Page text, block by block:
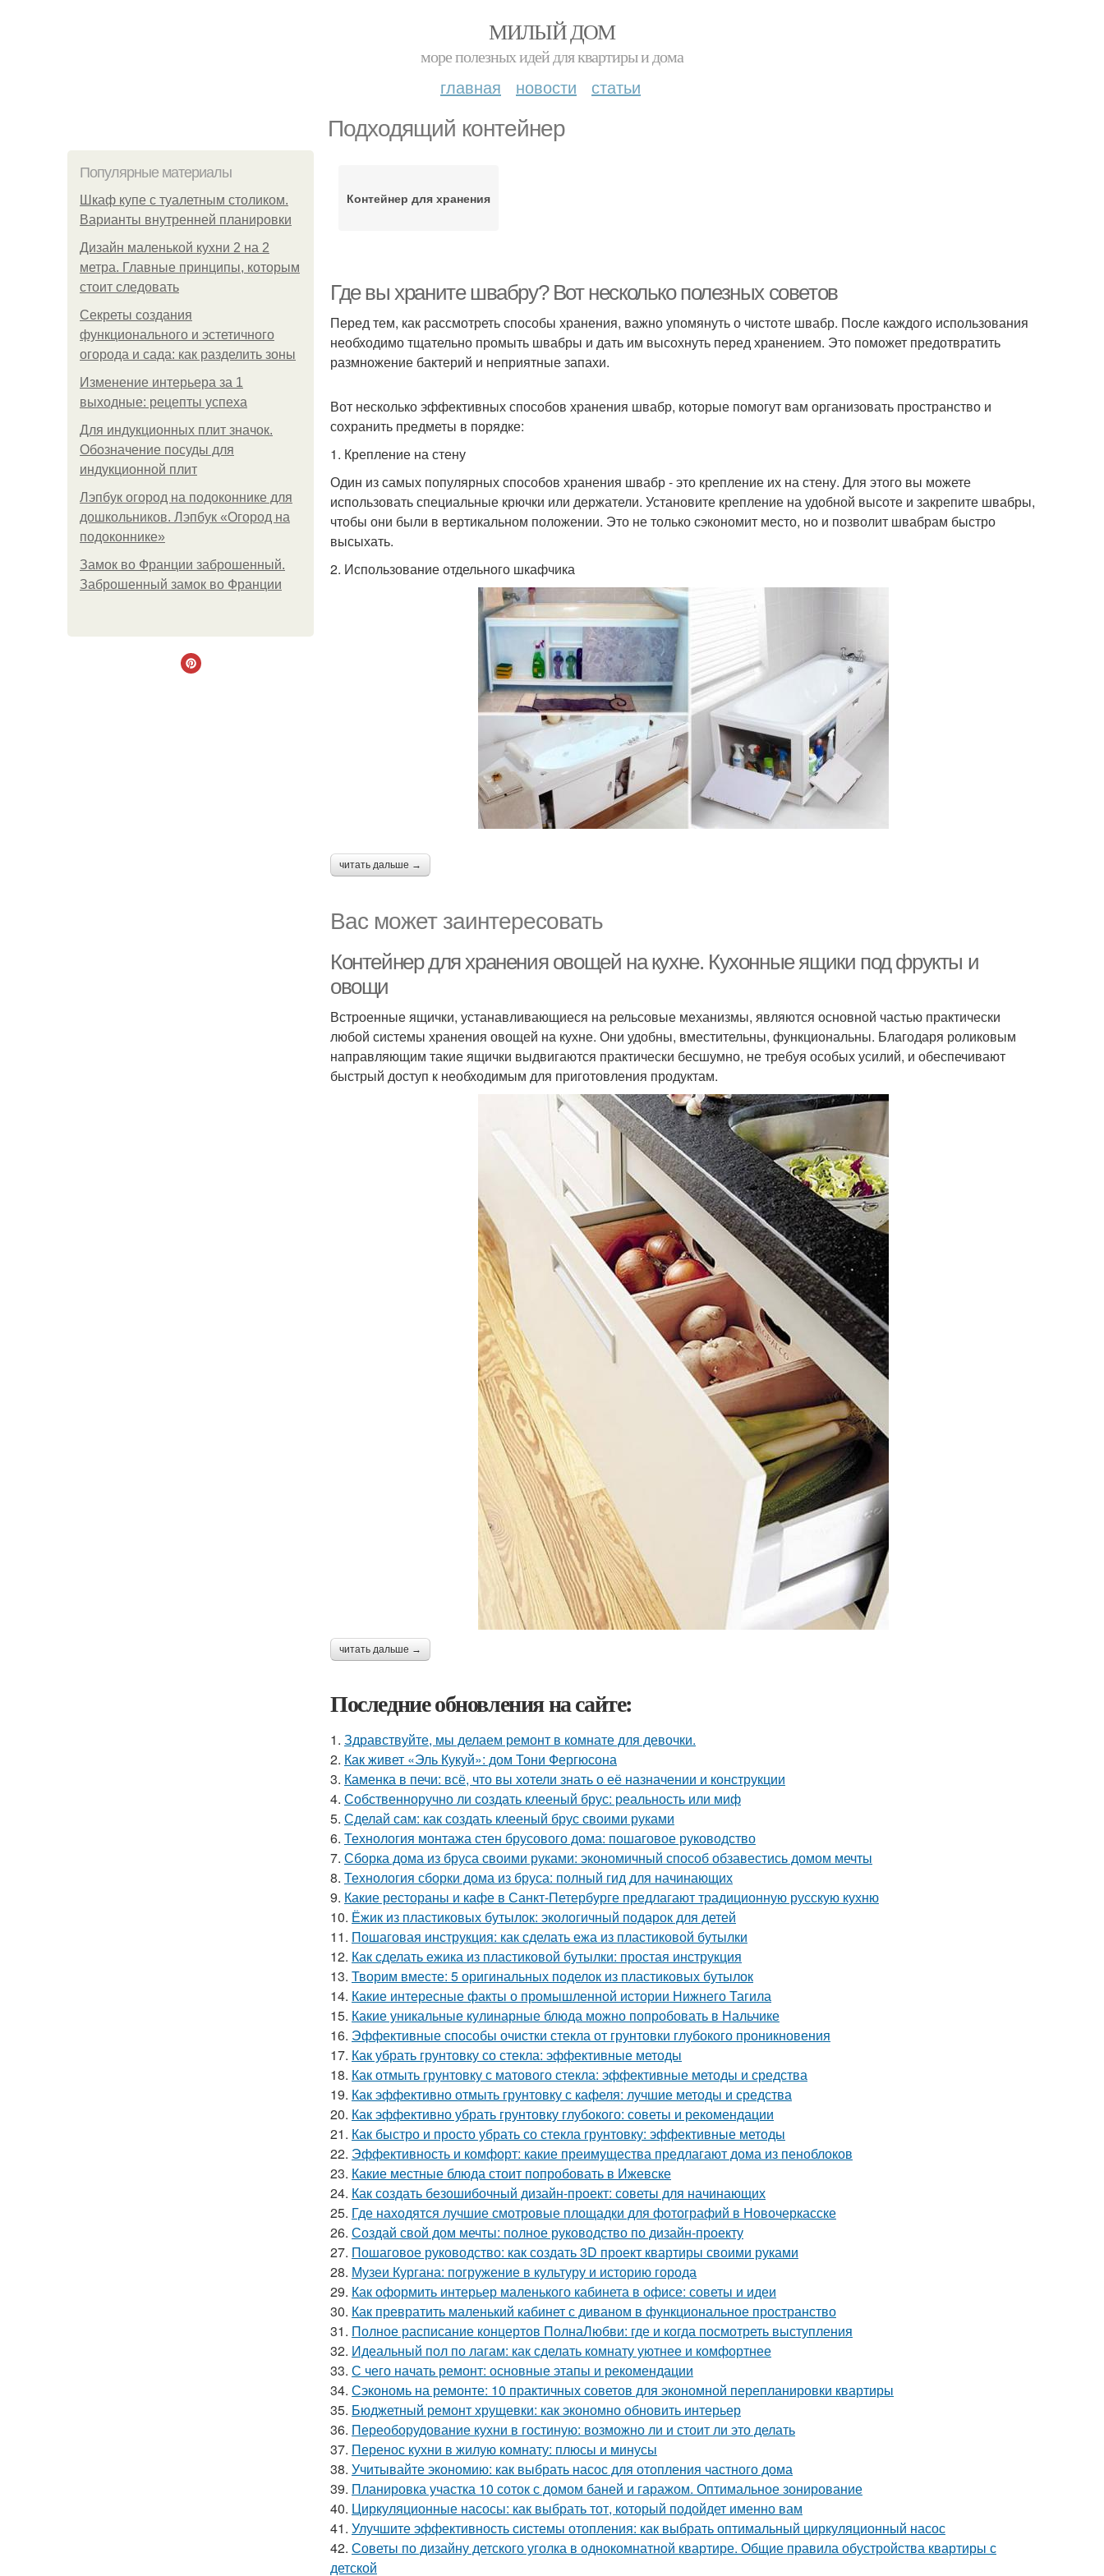
МИЛЫЙ ДОМ
море полезных идей для квартиры и дома
главная новости статьи
Подходящий контейнер
Популярные материалы
Шкаф купе с туалетным столиком.
Варианты внутренней планировки
Дизайн маленькой кухни 2 на 2
метра. Главные принципы, которым
стоит следовать
Секреты создания
функционального и эстетичного
огорода и сада: как разделить зоны
Изменение интерьера за 1
выходные: рецепты успеха
Для индукционных плит значок.
Обозначение посуды для
индукционной плит
Лэпбук огород на подоконнике для
дошкольников. Лэпбук «Огород на
подоконнике»
Замок во Франции заброшенный.
Заброшенный замок во Франции
Контейнер для хранения
Где вы храните швабру? Вот несколько полезных советов
Перед тем, как рассмотреть способы хранения, важно упомянуть о чистоте швабр. После каждого использования
необходимо тщательно промыть швабры и дать им высохнуть перед хранением. Это поможет предотвратить
размножение бактерий и неприятные запахи.
Вот несколько эффективных способов хранения швабр, которые помогут вам организовать пространство и
сохранить предметы в порядке:
1. Крепление на стену
Один из самых популярных способов хранения швабр - это крепление их на стену. Для этого вы можете
использовать специальные крючки или держатели. Установите крепление на удобной высоте и закрепите швабры,
чтобы они были в вертикальном положении. Это не только сэкономит место, но и позволит швабрам быстро
высыхать.
2. Использование отдельного шкафчика
читать дальше →
Вас может заинтересовать
Контейнер для хранения овощей на кухне. Кухонные ящики под фрукты и
овощи
Встроенные ящички, устанавливающиеся на рельсовые механизмы, являются основной частью практически
любой системы хранения овощей на кухне. Они удобны, вместительны, функциональны. Благодаря роликовым
направляющим такие ящички выдвигаются практически бесшумно, не требуя особых усилий, и обеспечивают
быстрый доступ к необходимым для приготовления продуктам.
читать дальше →
Последние обновления на сайте:
1. Здравствуйте, мы делаем ремонт в комнате для девочки.
2. Как живет «Эль Кукуй»: дом Тони Фергюсона
3. Каменка в печи: всё, что вы хотели знать о её назначении и конструкции
4. Собственноручно ли создать клееный брус: реальность или миф
5. Сделай сам: как создать клееный брус своими руками
6. Технология монтажа стен брусового дома: пошаговое руководство
7. Сборка дома из бруса своими руками: экономичный способ обзавестись домом мечты
8. Технология сборки дома из бруса: полный гид для начинающих
9. Какие рестораны и кафе в Санкт-Петербурге предлагают традиционную русскую кухню
10. Ёжик из пластиковых бутылок: экологичный подарок для детей
11. Пошаговая инструкция: как сделать ежа из пластиковой бутылки
12. Как сделать ежика из пластиковой бутылки: простая инструкция
13. Творим вместе: 5 оригинальных поделок из пластиковых бутылок
14. Какие интересные факты о промышленной истории Нижнего Тагила
15. Какие уникальные кулинарные блюда можно попробовать в Нальчике
16. Эффективные способы очистки стекла от грунтовки глубокого проникновения
17. Как убрать грунтовку со стекла: эффективные методы
18. Как отмыть грунтовку с матового стекла: эффективные методы и средства
19. Как эффективно отмыть грунтовку с кафеля: лучшие методы и средства
20. Как эффективно убрать грунтовку глубокого: советы и рекомендации
21. Как быстро и просто убрать со стекла грунтовку: эффективные методы
22. Эффективность и комфорт: какие преимущества предлагают дома из пеноблоков
23. Какие местные блюда стоит попробовать в Ижевске
24. Как создать безошибочный дизайн-проект: советы для начинающих
25. Где находятся лучшие смотровые площадки для фотографий в Новочеркасске
26. Создай свой дом мечты: полное руководство по дизайн-проекту
27. Пошаговое руководство: как создать 3D проект квартиры своими руками
28. Музеи Кургана: погружение в культуру и историю города
29. Как оформить интерьер маленького кабинета в офисе: советы и идеи
30. Как превратить маленький кабинет с диваном в функциональное пространство
31. Полное расписание концертов ПолнаЛюбви: где и когда посмотреть выступления
32. Идеальный пол по лагам: как сделать комнату уютнее и комфортнее
33. С чего начать ремонт: основные этапы и рекомендации
34. Сэкономь на ремонте: 10 практичных советов для экономной перепланировки квартиры
35. Бюджетный ремонт хрущевки: как экономно обновить интерьер
36. Переоборудование кухни в гостиную: возможно ли и стоит ли это делать
37. Перенос кухни в жилую комнату: плюсы и минусы
38. Учитывайте экономию: как выбрать насос для отопления частного дома
39. Планировка участка 10 соток с домом баней и гаражом. Оптимальное зонирование
40. Циркуляционные насосы: как выбрать тот, который подойдет именно вам
41. Улучшите эффективность системы отопления: как выбрать оптимальный циркуляционный насос
42. Советы по дизайну детского уголка в однокомнатной квартире. Общие правила обустройства квартиры с
детской